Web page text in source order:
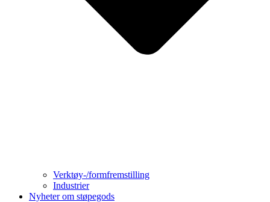
Verktøy-/formfremstilling
Industrier
Nyheter om støpegods